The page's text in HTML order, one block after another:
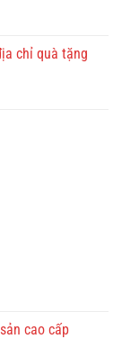
chỉ quà tặng
cao cấp